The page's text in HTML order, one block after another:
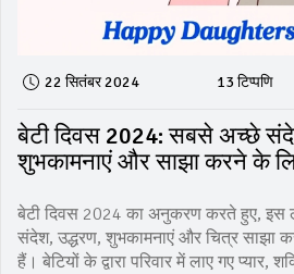
22 सितंबर 2024 13 टिप्पणि
बेटी दिवस 2024: सबसे अच्छे
शुभकामनाएं और साझा करने के
बेटी दिवस 2024 का अनुकरण करते हुए,
संदेश, उद्धरण, शुभकामनाएं और चित्र साझा
हैं। बेटियों के द्वारा परिवार में लाए गए प्यार,